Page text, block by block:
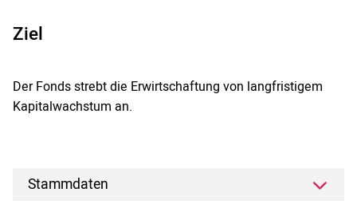
Ziel
Der Fonds strebt die Erwirtschaftung von langfristigem
Kapitalwachstum an.
Stammdaten